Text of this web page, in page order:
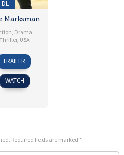
Marksman
Drama
Thriller, USA
15
Jan
2021
Robert
Lorenz
TRAILER
WATCH
Required fields are marked *